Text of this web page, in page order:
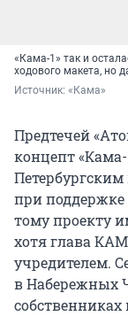
«Кама-1» так и
ходового макета, но
Источник: «Кама»
Предтечей
концепт
при
тому проекту
хотя глава
учредителем.
в Набережных
собственниках